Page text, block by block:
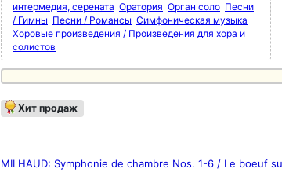
интермедия, серената Оратория Орган соло Песни
/ Гимны Песни / Романсы Симфоническая музыка
Хоровые произведения / Произведения для хора и
солистов
Хит продаж
MILHAUD: Symphonie de chambre Nos. 1-6 / Le boeuf